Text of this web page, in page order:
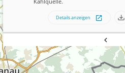
Der Kahltal-
der Kahl in den Main,
Kahlquelle.
Details anzeigen